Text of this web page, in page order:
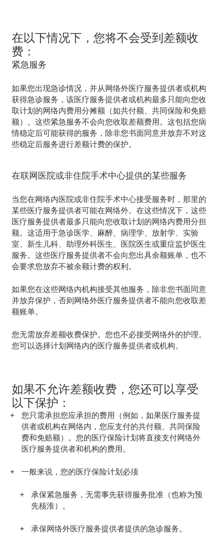
在以下情况下，您将不会受到差额收
费：
紧急服务
如果您出现急诊情况，并从网络外医疗服务提供者或机构
获得急诊服务，该医疗服务提供者或机构最多只能向您收
取计划的网络内费用分摊额（如共付额、共同保险和免赔
额）。这些紧急服务不会向您收取差额费用。这包括您病
情稳定后可能获得的服务，除非您书面同意并放弃不对这
些稳定后服务进行差额计费的保护。
在联网医院或非住院手术中心提供的某些服务
当您在网络内医院或非住院手术中心接受服务时，那里的
某些医疗服务提供者可能在网络外。在这些情况下，这些
医疗服务提供者最多只能向您收取计划的网络内费用分担
额。这适用于急诊医学、麻醉、病理学、放射学、实验
室、新生儿科、助理外科医生、医院医生或重症监护医生
服务。这些医疗服务提供者不会向您出具余额账单，也不
会要求您放弃不被余额计费的权利。
如果您在这些网络内机构接受其他服务，除非您书面同意
并放弃保护，否则网络外医疗服务提供者不能向您收取差
额账单。
您无需放弃差额收费保护。您也不必接受网络外的护理。
您可以选择计划网络内的医疗服务提供者或机构。
如果不允许差额收费，您还可以享受
以下保护：
您只需承担您应承担的费用（例如，如果医疗服务提
供者或机构在网络内，您应支付的共付额、共同保险
费和免赔额）。您的医疗保险计划将直接支付网络外
医疗服务提供者和机构的费用。
一般来说，您的医疗保险计划必须
承保紧急服务，无需事先获得服务批准（也称为预
先核淮）。
承保网络外医疗服务提供者提供的急诊服务。